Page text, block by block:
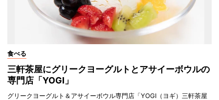
食べる
三軒茶屋にグリークヨーグルトとアサイーボウルの
専門店「YOGI」
グリークヨーグルト＆アサイーボウル専門店「YOGI（ヨギ）三軒茶屋